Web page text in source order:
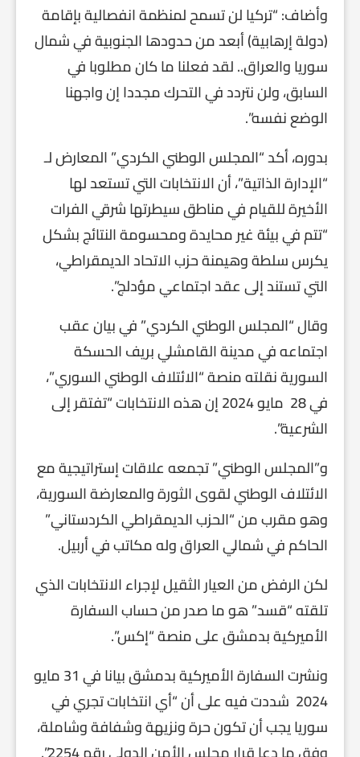
وأضاف: “تركيا لن تسمح لمنظمة انفصالية بإقامة
(دولة إرهابية) أبعد من حدودها الجنوبية في شمال
سوريا والعراق.. لقد فعلنا ما كان مطلوبا في
السابق، ولن نتردد في التحرك مجددا إن واجهنا
الوضع نفسه”.
بدوره، أكد “المجلس الوطني الكردي” المعارض لـ
“الإدارة الذاتية”، أن الانتخابات التي تستعد لها
الأخيرة للقيام في مناطق سيطرتها شرقي الفرات
“تتم في بيئة غير محايدة ومحسومة النتائج بشكل
يكرس سلطة وهيمنة حزب الاتحاد الديمقراطي،
التي تستند إلى عقد اجتماعي مؤدلج”.
وقال “المجلس الوطني الكردي” في بيان عقب
اجتماعه في مدينة القامشلي بريف الحسكة
السورية نقلته منصة “الائتلاف الوطني السوري”،
في 28 مايو 2024 إن هذه الانتخابات “تفتقر إلى
الشرعية”.
و”المجلس الوطني” تجمعه علاقات إستراتيجية مع
الائتلاف الوطني لقوى الثورة والمعارضة السورية،
وهو مقرب من “الحزب الديمقراطي الكردستاني”
الحاكم في شمالي العراق وله مكاتب في أربيل.
لكن الرفض من العيار الثقيل لإجراء الانتخابات الذي
تلقته “قسد” هو ما صدر من حساب السفارة
الأميركية بدمشق على منصة “إكس”.
ونشرت السفارة الأميركية بدمشق بيانا في 31 مايو
2024 شددت فيه على أن “أي انتخابات تجري في
سوريا يجب أن تكون حرة ونزيهة وشفافة وشاملة،